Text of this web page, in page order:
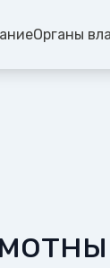
Органы